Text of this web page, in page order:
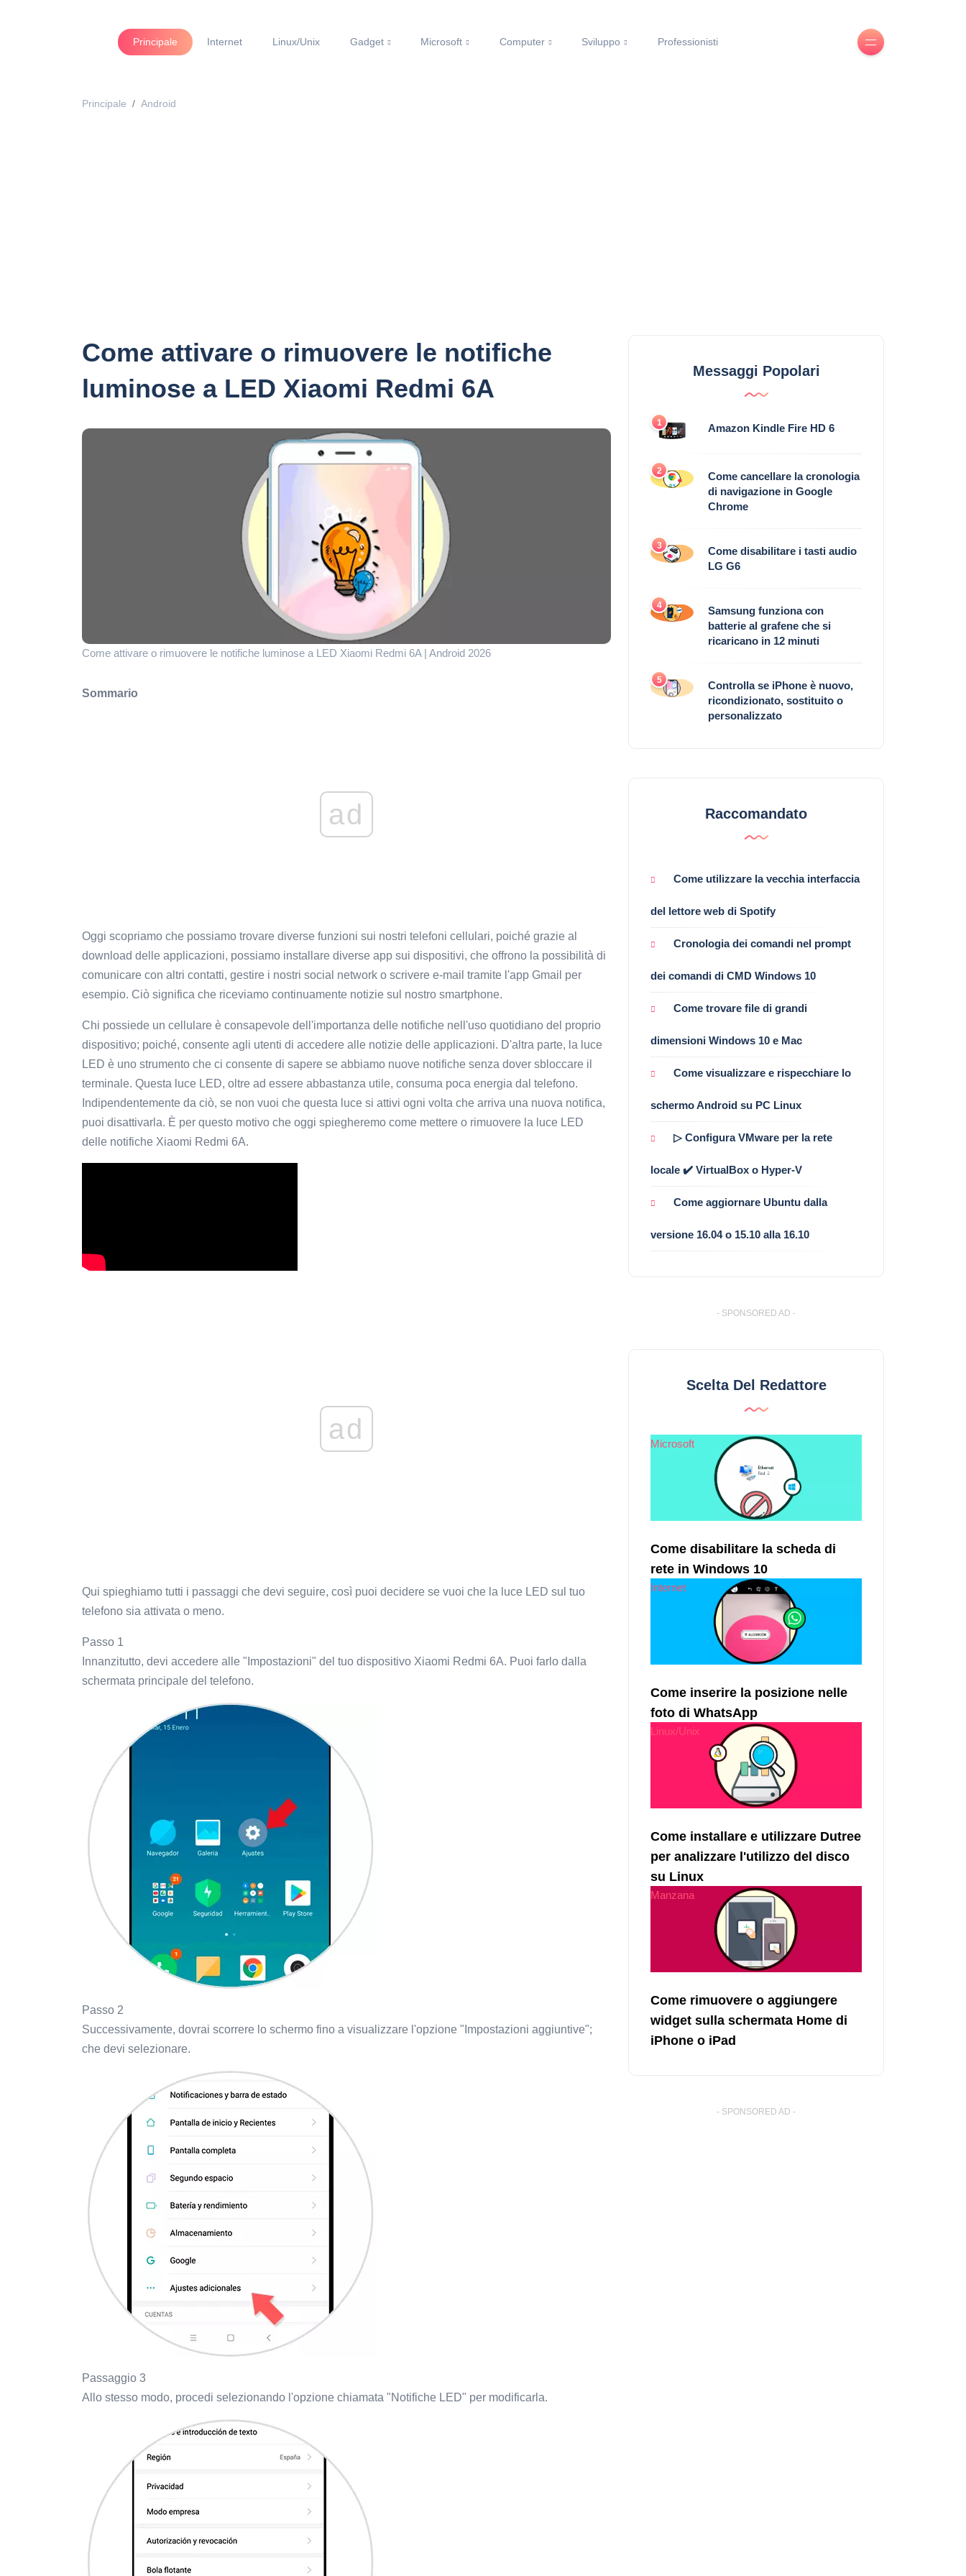
Principale Internet Linux/Unix Gadget Microsoft Computer Sviluppo Professionisti
Principale Android
Come attivare o rimuovere le notifiche
luminose a LED Xiaomi Redmi 6A
Come attivare o rimuovere le notifiche luminose a LED Xiaomi Redmi 6A | Android 2026
Sommario
ad
Oggi scopriamo che possiamo trovare diverse funzioni sui nostri telefoni cellulari, poiché grazie al
download delle applicazioni, possiamo installare diverse app sui dispositivi, che offrono la possibilità di
comunicare con altri contatti, gestire i nostri social network o scrivere e-mail tramite l'app Gmail per
esempio. Ciò significa che riceviamo continuamente notizie sul nostro smartphone.
Chi possiede un cellulare è consapevole dell'importanza delle notifiche nell'uso quotidiano del proprio
dispositivo; poiché, consente agli utenti di accedere alle notizie delle applicazioni. D'altra parte, la luce
LED è uno strumento che ci consente di sapere se abbiamo nuove notifiche senza dover sbloccare il
terminale. Questa luce LED, oltre ad essere abbastanza utile, consuma poca energia dal telefono.
Indipendentemente da ciò, se non vuoi che questa luce si attivi ogni volta che arriva una nuova notifica,
puoi disattivarla. È per questo motivo che oggi spiegheremo come mettere o rimuovere la luce LED
delle notifiche Xiaomi Redmi 6A.
ad
Qui spieghiamo tutti i passaggi che devi seguire, così puoi decidere se vuoi che la luce LED sul tuo
telefono sia attivata o meno.
Passo 1
Innanzitutto, devi accedere alle "Impostazioni" del tuo dispositivo Xiaomi Redmi 6A. Puoi farlo dalla
schermata principale del telefono.
Passo 2
Successivamente, dovrai scorrere lo schermo fino a visualizzare l'opzione "Impostazioni aggiuntive";
che devi selezionare.
Passaggio 3
Allo stesso modo, procedi selezionando l'opzione chiamata "Notifiche LED" per modificarla.
Messaggi Popolari
1 Amazon Kindle Fire HD 6
2
Come cancellare la cronologia
di navigazione in Google
Chrome
3
Come disabilitare i tasti audio
LG G6
4
Samsung funziona con
batterie al grafene che si
ricaricano in 12 minuti
5
Controlla se iPhone è nuovo,
ricondizionato, sostituito o
personalizzato
Raccomandato
Come utilizzare la vecchia interfaccia
del lettore web di Spotify
Cronologia dei comandi nel prompt
dei comandi di CMD Windows 10
Come trovare file di grandi
dimensioni Windows 10 e Mac
Come visualizzare e rispecchiare lo
schermo Android su PC Linux
▷ Configura VMware per la rete
locale ✔️ VirtualBox o Hyper-V
Come aggiornare Ubuntu dalla
versione 16.04 o 15.10 alla 16.10
- SPONSORED AD -
Scelta Del Redattore
Microsoft
Come disabilitare la scheda di
rete in Windows 10
Internet
Come inserire la posizione nelle
foto di WhatsApp
Linux/Unix
Come installare e utilizzare Dutree
per analizzare l'utilizzo del disco
su Linux
Manzana
Come rimuovere o aggiungere
widget sulla schermata Home di
iPhone o iPad
- SPONSORED AD -